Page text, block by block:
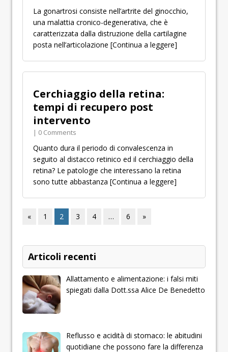
La gonartrosi consiste nell’artrite del ginocchio,
una malattia cronico-degenerativa, che è
caratterizzata dalla distruzione della cartilagine
posta nell’articolazione [Continua a leggere]
Cerchiaggio della retina:
tempi di recupero post
intervento
| 0 Comments
Quanto dura il periodo di convalescenza in
seguito al distacco retinico ed il cerchiaggio della
retina? Le patologie che interessano la retina
sono tutte abbastanza [Continua a leggere]
« 1 2 3 4 … 6 »
Articoli recenti
Allattamento e alimentazione: i falsi miti
spiegati dalla Dott.ssa Alice De Benedetto
Reflusso e acidità di stomaco: le abitudini
quotidiane che possono fare la differenza